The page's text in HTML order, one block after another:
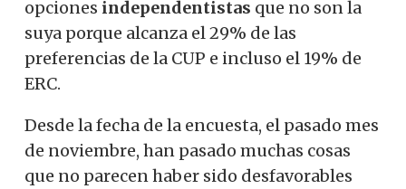
opciones independentistas que no son la
suya porque alcanza el 29% de las
preferencias de la CUP e incluso el 19% de
ERC.
Desde la fecha de la encuesta, el pasado mes
de noviembre, han pasado muchas cosas
que no parecen haber sido desfavorables